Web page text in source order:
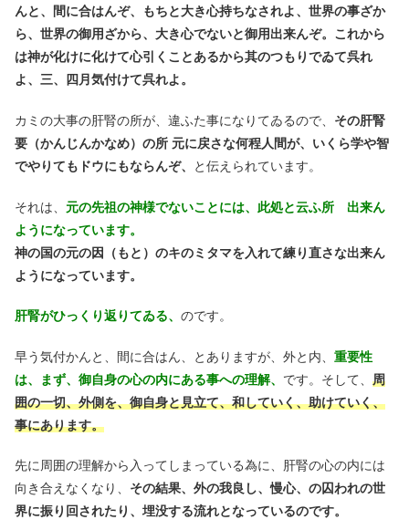
んと、間に合はんぞ、もちと大き心持ちなされよ、世界の事ざか
ら、世界の御用ざから、大き心でないと御用出来んぞ。これから
は神が化けに化けて心引くことあるから其のつもりでゐて呉れ
よ、三、四月気付けて呉れよ。
カミの大事の肝腎の所が、違ふた事になりてゐるので、 その肝腎
要（かんじんかなめ）の所 元に戻さな何程人間が、いくら学や智
でやりてもドウにもならんぞ、
と伝えられています。
それは、 元の先祖の神様でないことには、此処と云ふ所 出来ん
ようになっています。
神の国の元の因（もと）のキのミタマを入れて練り直さな出来ん
ようになっています。
肝腎がひっくり返りてゐる、 のです。
早う気付かんと、間に合はん、とありますが、外と内、 重要性
は、まず、御自身の心の内にある事への理解、 です。そして、 周
囲の一切、外側を、御自身と見立て、和していく、助けていく、
事にあります。
先に周囲の理解から入ってしまっている為に、肝腎の心の内には
向き合えなくなり、 その結果、外の我良し、慢心、の囚われの世
界に振り回されたり、埋没する流れとなっているのです。